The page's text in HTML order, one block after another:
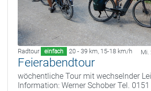
Radtour einfach 20 - 39 km, 15-18 km/h Mi.
Feierabendtour
wöchentliche Tour mit wechselnder
Information: Werner Schober Tel.